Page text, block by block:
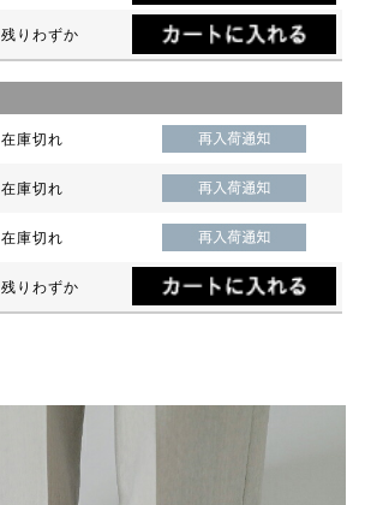
残りわずか
在庫切れ
在庫切れ
在庫切れ
残りわずか